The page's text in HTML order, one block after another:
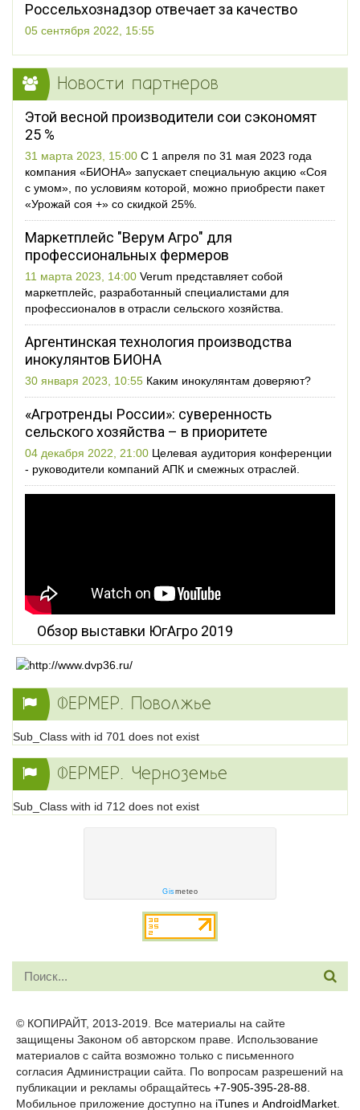
Россельхознадзор отвечает за качество
05 сентября 2022, 15:55
Новости партнеров
Этой весной производители сои сэкономят
25 %
31 марта 2023, 15:00 С 1 апреля по 31 мая 2023 года
компания «БИОНА» запускает специальную акцию «Соя
с умом», по условиям которой, можно приобрести пакет
«Урожай соя +» со скидкой 25%.
Маркетплейс "Верум Агро" для
профессиональных фермеров
11 марта 2023, 14:00 Verum представляет собой
маркетплейс, разработанный специалистами для
профессионалов в отрасли сельского хозяйства.
Аргентинская технология производства
инокулянтов БИОНА
30 января 2023, 10:55 Каким инокулянтам доверяют?
«Агротренды России»: суверенность
сельского хозяйства – в приоритете
04 декабря 2022, 21:00 Целевая аудитория конференции
- руководители компаний АПК и смежных отраслей.
Обзор выставки ЮгАгро 2019
ФЕРМЕР. Поволжье
Sub_Class with id 701 does not exist
ФЕРМЕР. Черноземье
Sub_Class with id 712 does not exist
Gismeteo
© КОПИРАЙТ, 2013-2019. Все материалы на сайте
защищены Законом об авторском праве. Использование
материалов с сайта возможно только с письменного
согласия Администрации сайта. По вопросам разрешений на
публикации и рекламы обращайтесь +7-905-395-28-88.
Мобильное приложение доступно на iTunes и AndroidMarket.